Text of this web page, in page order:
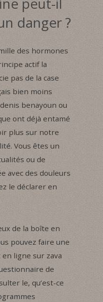
danger ?
des hormones
actif la
pas de la case
bien moins
benayoun ou
ont déjà entamé
plus sur notre
Vous êtes un
ou de
avec des douleurs
le déclarer en
de la boîte en
pouvez faire une
ligne sur zava
de
le, qu’est-ce